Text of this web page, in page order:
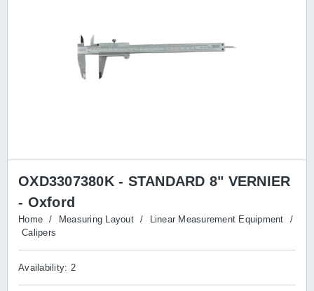
OXD3307380K - STANDARD 8" VERNIER
- Oxford
Home / Measuring Layout / Linear Measurement Equipment
/
Calipers
Availability: 2